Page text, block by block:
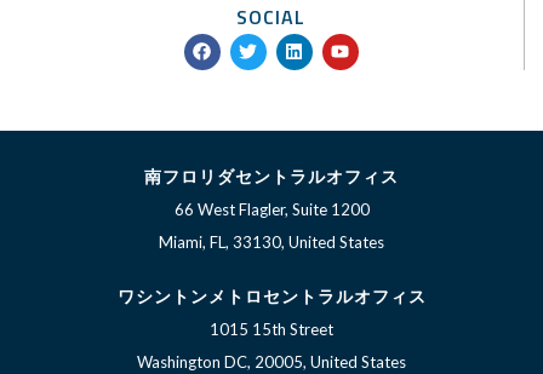
SOCIAL
F
a
c
o
k
T
w
i
e
L
i
n
d
n
Y
o
u
b
南フロリダセントラルオフィス
66 West Flagler, Suite 1200
Miami, FL, 33130, United States
ワシントンメトロセントラルオフィス
1015 15th Street
Washington DC, 20005, United States